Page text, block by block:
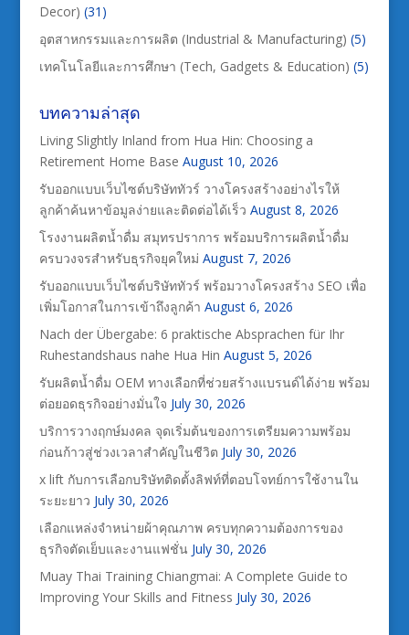
Decor) (31)
อุตสาหกรรมและการผลิต (Industrial & Manufacturing) (5)
เทคโนโลยีและการศึกษา (Tech, Gadgets & Education) (5)
บทความล่าสุด
Living Slightly Inland from Hua Hin: Choosing a
Retirement Home Base August 10, 2026
รับออกแบบเว็บไซต์บริษัททัวร์ วางโครงสร้างอย่างไรให้
ลูกค้าค้นหาข้อมูลง่ายและติดต่อได้เร็ว August 8, 2026
โรงงานผลิตน้ำดื่ม สมุทรปราการ พร้อมบริการผลิตน้ำดื่ม
ครบวงจรสำหรับธุรกิจยุคใหม่ August 7, 2026
รับออกแบบเว็บไซต์บริษัททัวร์ พร้อมวางโครงสร้าง SEO เพื่อ
เพิ่มโอกาสในการเข้าถึงลูกค้า August 6, 2026
Nach der Übergabe: 6 praktische Absprachen für Ihr
Ruhestandshaus nahe Hua Hin August 5, 2026
รับผลิตน้ำดื่ม OEM ทางเลือกที่ช่วยสร้างแบรนด์ได้ง่าย พร้อม
ต่อยอดธุรกิจอย่างมั่นใจ July 30, 2026
บริการวางฤกษ์มงคล จุดเริ่มต้นของการเตรียมความพร้อม
ก่อนก้าวสู่ช่วงเวลาสำคัญในชีวิต July 30, 2026
x lift กับการเลือกบริษัทติดตั้งลิฟท์ที่ตอบโจทย์การใช้งานใน
ระยะยาว July 30, 2026
เลือกแหล่งจำหน่ายผ้าคุณภาพ ครบทุกความต้องการของ
ธุรกิจตัดเย็บและงานแฟชั่น July 30, 2026
Muay Thai Training Chiangmai: A Complete Guide to
Improving Your Skills and Fitness July 30, 2026